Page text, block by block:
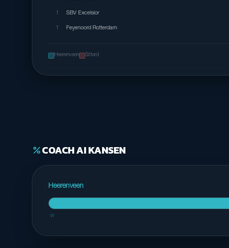
1 SBV Excelsior
1 Feyenoord Rotterdam
Heerenveen Sittard
percentCOACH AI KANSEN
Heerenveen
W